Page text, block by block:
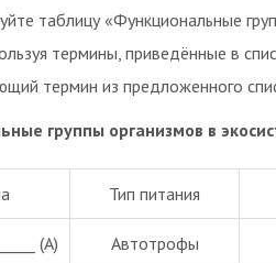
таблицу «Функциональные
термины, приведённые в
термин из предложенного
группы организмов в
Тип питания
(А) Автотрофы